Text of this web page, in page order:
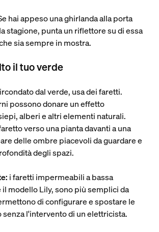
hai appeso una ghirlanda alla porta
stagione, punta un riflettore su di essa
sia sempre in mostra.
il tuo verde
dal verde, usa dei faretti.
possono donare un effetto
alberi e altri elementi naturali.
verso una pianta davanti a una
delle ombre piacevoli da guardare e
degli spazi.
i faretti impermeabili a bassa
modello Lily, sono più semplici da
di configurare e spostare le
senza l'intervento di un elettricista.